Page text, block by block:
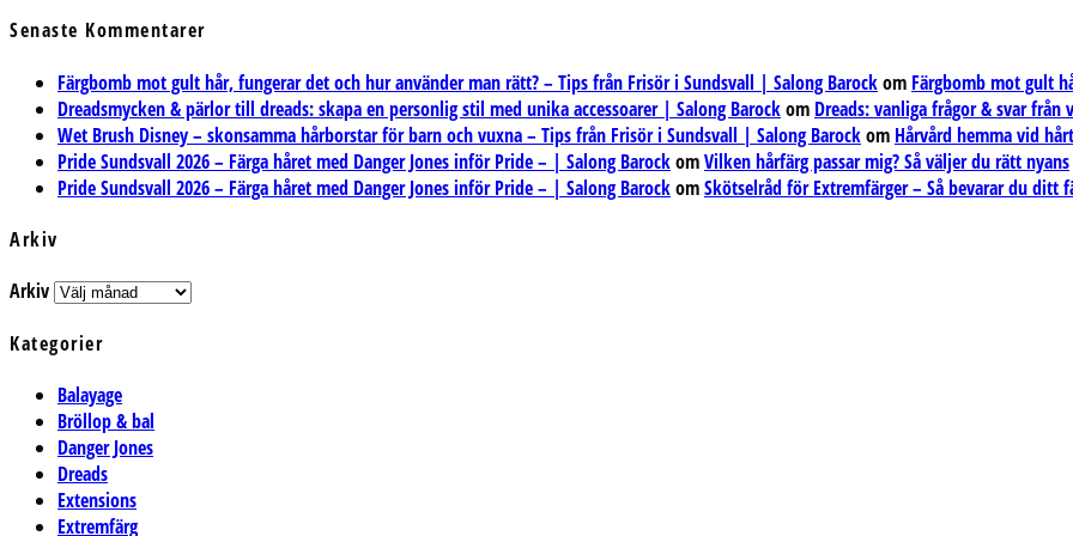
Senaste Kommentarer
Färgbomb mot gult hår, fungerar det och hur använder man rätt? – Tips från Frisör i Sundsvall | Salong Barockom Färgbomb mot gult
Dreadsmycken & pärlor till dreads: skapa en personlig stil med unika accessoarer | Salong Barockom Dreads: vanliga frågor & svar från
Wet Brush Disney – skonsamma hårborstar för barn och vuxna – Tips från Frisör i Sundsvall | Salong Barockom Hårvård hemma vid
Pride Sundsvall 2026 – Färga håret med Danger Jones inför Pride – | Salong BarockomVilken hårfärg passar mig? Så väljer du rätt nyans
Pride Sundsvall 2026 – Färga håret med Danger Jones inför Pride – | Salong BarockomSkötselråd för Extremfärger – Så bevarar du ditt
Arkiv
Arkiv
Kategorier
Balayage
Bröllop & bal
Danger Jones
Dreads
Extensions
Extremfärg